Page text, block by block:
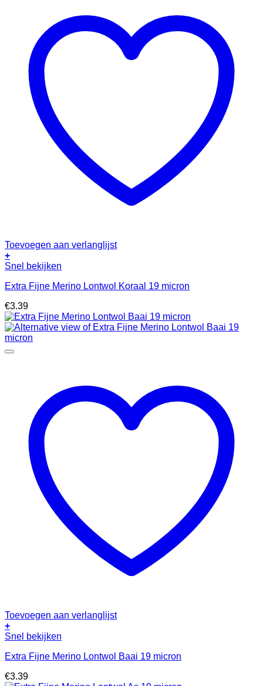
Toevoegen aan verlanglijst
+
Snel bekijken
Extra Fijne Merino Lontwol Koraal 19 micron
€3.39
Toevoegen aan verlanglijst
+
Snel bekijken
Extra Fijne Merino Lontwol Baai 19 micron
€3.39